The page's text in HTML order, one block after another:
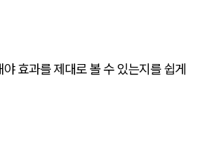
효과를 제대로 볼 수 있는지를 쉽게